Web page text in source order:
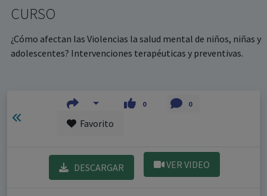
CURSO
¿Cómo afectan las Violencias la salud mental de niños, niñas y
adolescentes? Intervenciones terapéuticas y preventivas.
0 0
Favorito
DESCARGAR VER VIDEO